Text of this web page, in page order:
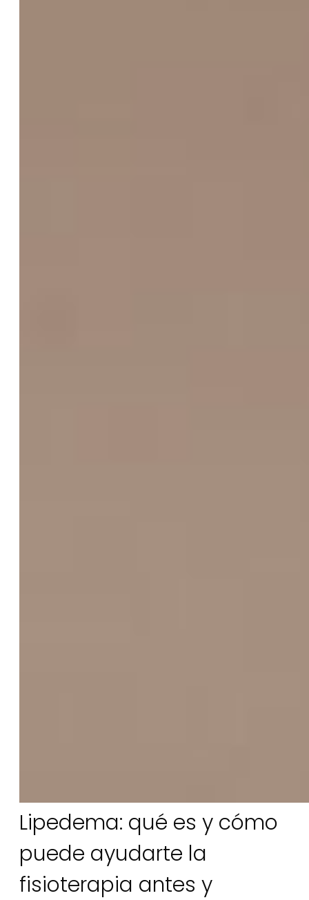
Lipedema: qué es y cómo
puede ayudarte la
fisioterapia antes y